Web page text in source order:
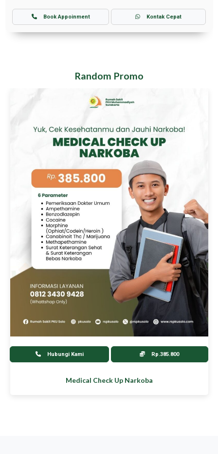
Book Appoinment Kontak Cepat
Random Promo
Hubungi Kami Rp.385.800
Medical Check Up Narkoba